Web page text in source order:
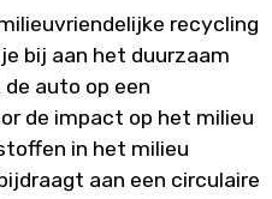
recycling
bij aan het duurzaam
auto op een
de impact op het milieu
in het milieu
aan een circulaire